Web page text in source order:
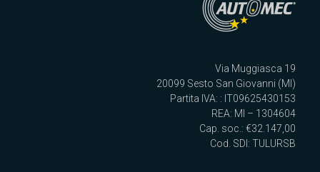
Via Muggiasca 19
20099 Sesto San Giovanni (MI)
Partita IVA: : IT09625430153
REA: MI – 1304604
Cap. soc.: €32.147,00
Cod. SDI: TULURSB